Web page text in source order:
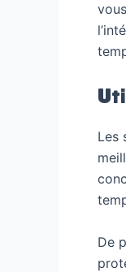
Les
De